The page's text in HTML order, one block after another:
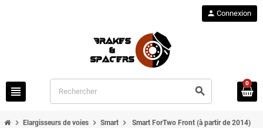
view_headline search
person Connexion
0
chevron_right Elargisseurs de voies chevron_right Smart chevron_right Smart ForTwo Front (à partir de 2014)